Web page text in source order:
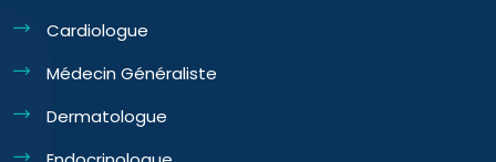
Cardiologue
Médecin Généraliste
Dermatologue